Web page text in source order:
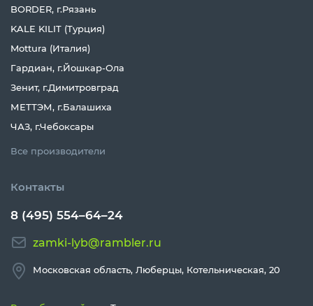
BORDER, г.Рязань
KALE KILIT (Турция)
Mottura (Италия)
Гардиан, г.Йошкар-Ола
Зенит, г.Димитровград
МЕТТЭМ, г.Балашиха
ЧАЗ, г.Чебоксары
Все производители
Контакты
8 (495) 554–64–24
zamki-lyb@rambler.ru
Московская область, Люберцы, Котельническая, 20